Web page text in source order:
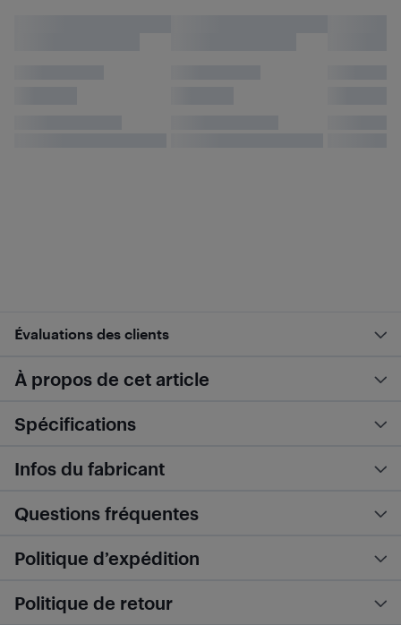
Évaluations des clients
À propos de cet article
Spécifications
Infos du fabricant
Questions fréquentes
Politique d’expédition
Politique de retour